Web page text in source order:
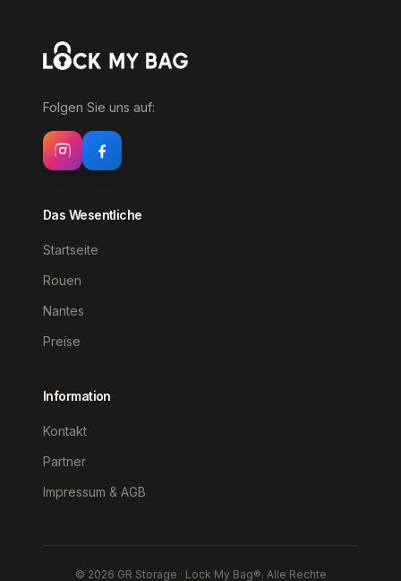
Folgen Sie uns auf:
Das Wesentliche
Startseite
Rouen
Nantes
Preise
Information
Kontakt
Partner
Impressum & AGB
© 2026 GR Storage · Lock My Bag®. Alle Rechte